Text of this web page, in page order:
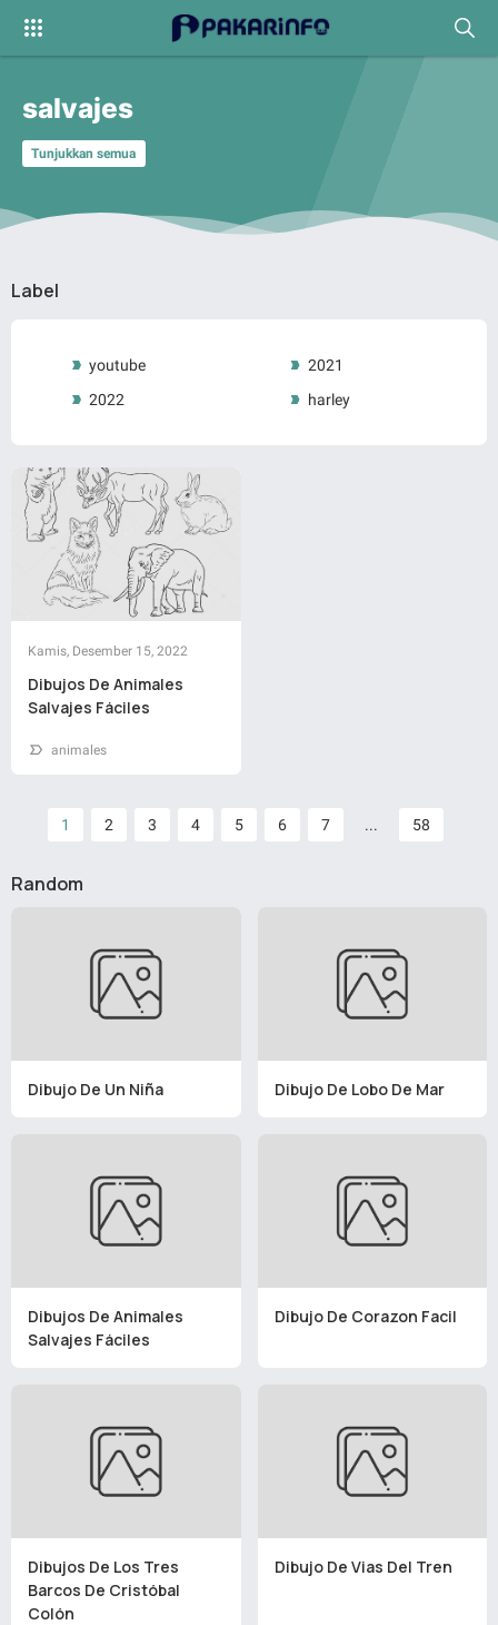
salvajes
Tunjukkan semua
Label
youtube
2021
2022
harley
Kamis, Desember 15, 2022
Dibujos De Animales
Salvajes Fáciles
animales
1 2 3 4 5 6 7 ... 58
Random
Dibujo De Un Niña Dibujo De Lobo De Mar
Dibujos De Animales
Salvajes Fáciles
Dibujo De Corazon Facil
Dibujos De Los Tres
Barcos De Cristóbal
Colón
Dibujo De Vias Del Tren